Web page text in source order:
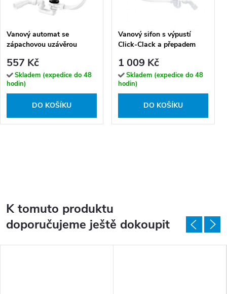
Vanový automat se
zápachovou uzávěrou
přepad 70 cm)
557 Kč
Skladem (expedice do 48
hodin)
DO KOŠÍKU
Vanový sifon s výpustí
Click-Clack a přepadem
1 009 Kč
Skladem (expedice do 48
hodin)
DO KOŠÍKU
K tomuto produktu
doporučujeme ještě dokoupit